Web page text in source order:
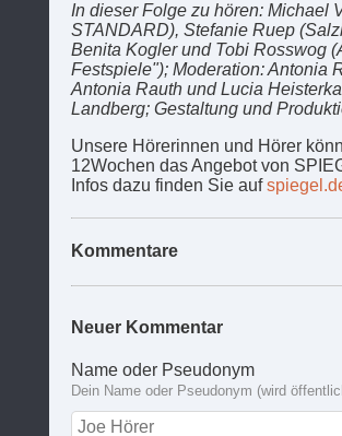
In dieser Folge zu hören: Michael
STANDARD), Stefanie Ruep
Benita Kogler und Tobi Rosswog
Festspiele"); Moderation: Antonia
Antonia Rauth und Lucia
Landberg; Gestaltung und
Unsere Hörerinnen und Hörer
12Wochen das Angebot von
Infos dazu finden Sie auf
Kommentare
Neuer Kommentar
Name oder Pseudonym
Dein Name oder Pseudonym (wird